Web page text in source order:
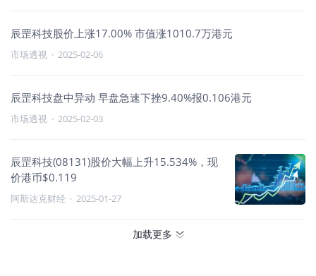
辰罡科技股价上涨17.00% 市值涨1010.7万港元
市场透视 · 2025-02-06
辰罡科技盘中异动 早盘急速下挫9.40%报0.106港元
市场透视 · 2025-02-03
辰罡科技(08131)股价大幅上升15.534%，现
价港币$0.119
阿斯达克财经 · 2025-01-27
加载更多